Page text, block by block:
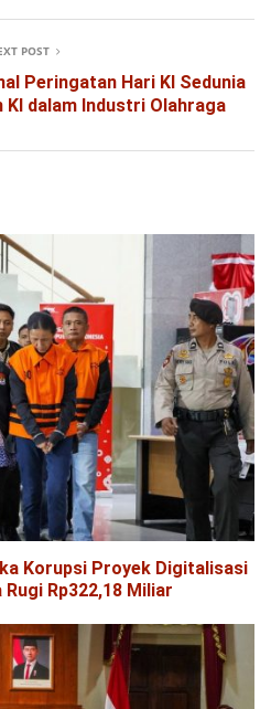
POST
Peringatan Hari KI Sedunia
KI dalam Industri Olahraga
Korupsi Proyek Digitalisasi
Rp322,18 Miliar